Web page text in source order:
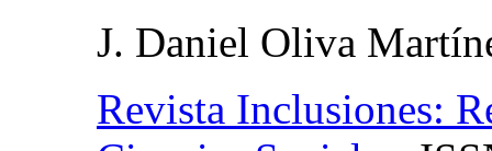
J. Daniel Oliva
Revista Inclusiones: